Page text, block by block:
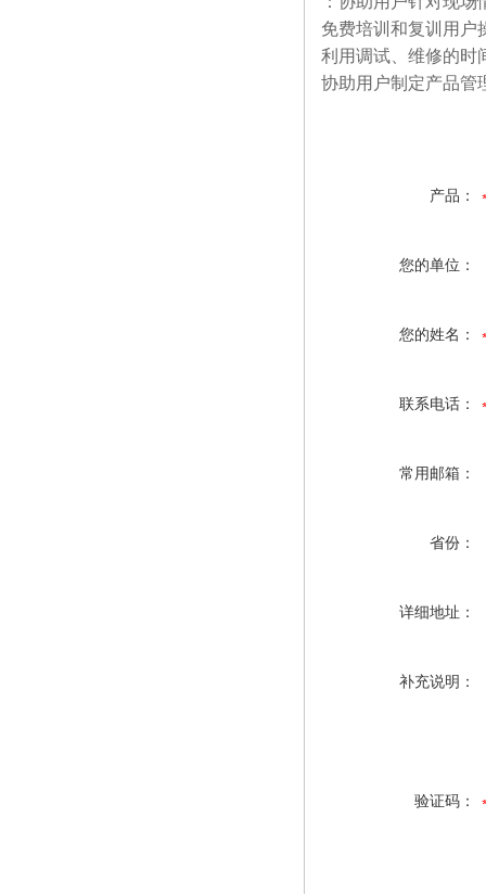
免费培训和复训用户
利用调试、维修的时
协助用户制定产品管
产品：
您的单位：
您的姓名：
联系电话：
常用邮箱：
省份：
详细地址：
补充说明：
验证码：